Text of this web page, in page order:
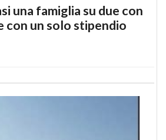
una famiglia su due con
con un solo stipendio